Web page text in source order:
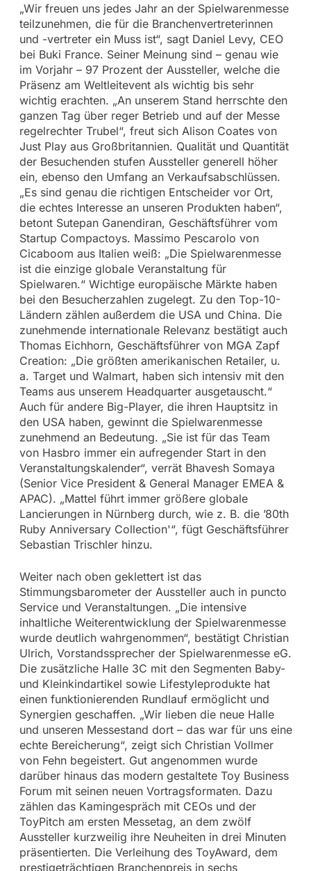
„Wir freuen uns jedes Jahr an der Spielwarenmesse
teilzunehmen, die für die Branchenvertreterinnen
und -vertreter ein Muss ist“, sagt Daniel Levy, CEO
bei Buki France. Seiner Meinung sind – genau wie
im Vorjahr – 97 Prozent der Aussteller, welche die
Präsenz am Weltleitevent als wichtig bis sehr
wichtig erachten. „An unserem Stand herrschte den
ganzen Tag über reger Betrieb und auf der Messe
regelrechter Trubel“, freut sich Alison Coates von
Just Play aus Großbritannien. Qualität und Quantität
der Besuchenden stufen Aussteller generell höher
ein, ebenso den Umfang an Verkaufsabschlüssen.
„Es sind genau die richtigen Entscheider vor Ort,
die echtes Interesse an unseren Produkten haben“,
betont Sutepan Ganendiran, Geschäftsführer vom
Startup Compactoys. Massimo Pescarolo von
Cicaboom aus Italien weiß: „Die Spielwarenmesse
ist die einzige globale Veranstaltung für
Spielwaren.“ Wichtige europäische Märkte haben
bei den Besucherzahlen zugelegt. Zu den Top-10-
Ländern zählen außerdem die USA und China. Die
zunehmende internationale Relevanz bestätigt auch
Thomas Eichhorn, Geschäftsführer von MGA Zapf
Creation: „Die größten amerikanischen Retailer, u.
a. Target und Walmart, haben sich intensiv mit den
Teams aus unserem Headquarter ausgetauscht.“
Auch für andere Big-Player, die ihren Hauptsitz in
den USA haben, gewinnt die Spielwarenmesse
zunehmend an Bedeutung. „Sie ist für das Team
von Hasbro immer ein aufregender Start in den
Veranstaltungskalender“, verrät Bhavesh Somaya
(Senior Vice President & General Manager EMEA &
APAC). „Mattel führt immer größere globale
Lancierungen in Nürnberg durch, wie z. B. die ’80th
Ruby Anniversary Collection'“, fügt Geschäftsführer
Sebastian Trischler hinzu.
Weiter nach oben geklettert ist das
Stimmungsbarometer der Aussteller auch in puncto
Service und Veranstaltungen. „Die intensive
inhaltliche Weiterentwicklung der Spielwarenmesse
wurde deutlich wahrgenommen“, bestätigt Christian
Ulrich, Vorstandssprecher der Spielwarenmesse eG.
Die zusätzliche Halle 3C mit den Segmenten Baby-
und Kleinkindartikel sowie Lifestyleprodukte hat
einen funktionierenden Rundlauf ermöglicht und
Synergien geschaffen. „Wir lieben die neue Halle
und unseren Messestand dort – das war für uns eine
echte Bereicherung“, zeigt sich Christian Vollmer
von Fehn begeistert. Gut angenommen wurde
darüber hinaus das modern gestaltete Toy Business
Forum mit seinen neuen Vortragsformaten. Dazu
zählen das Kamingespräch mit CEOs und der
ToyPitch am ersten Messetag, an dem zwölf
Aussteller kurzweilig ihre Neuheiten in drei Minuten
präsentierten. Die Verleihung des ToyAward, dem
prestigeträchtigen Branchenpreis in sechs